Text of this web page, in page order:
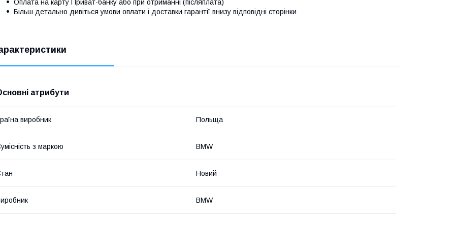
Оплата на карту Приват-банку або при отриманні (післяплата)
Більш детально дивіться умови оплати і доставки гарантії внизу відповідні сторінки
атрибути
виробник Польща
з маркою BMW
Новий
BMW